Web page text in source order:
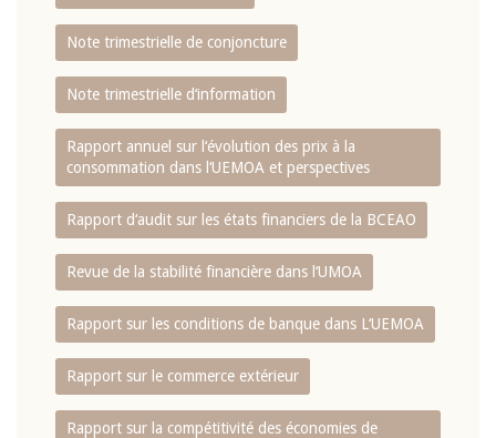
Note trimestrielle de conjoncture
Note trimestrielle d‘information
Rapport annuel sur l‘évolution des prix à la
consommation dans l‘UEMOA et perspectives
Rapport d‘audit sur les états financiers de la BCEAO
Revue de la stabilité financière dans l‘UMOA
Rapport sur les conditions de banque dans L‘UEMOA
Rapport sur le commerce extérieur
Rapport sur la compétitivité des économies de